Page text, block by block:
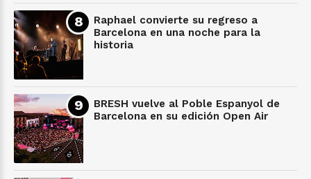
Raphael convierte su regreso a
Barcelona en una noche para la
historia
BRESH vuelve al Poble Espanyol de
Barcelona en su edición Open Air